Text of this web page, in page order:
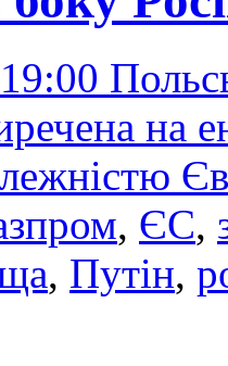
на
, ЄС,
, Путін,